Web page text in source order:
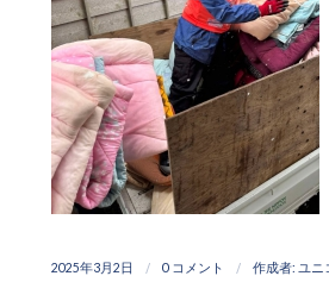
2025年3月2日 / 0 コメント / 作成者: ユニ